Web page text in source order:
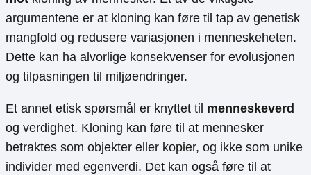
argumentene er at kloning kan føre til tap av genetisk
mangfold og redusere variasjonen i menneskeheten.
Dette kan ha alvorlige konsekvenser for evolusjonen
og tilpasningen til miljøendringer.
Et annet etisk spørsmål er knyttet til menneskeverd
og verdighet. Kloning kan føre til at mennesker
betraktes som objekter eller kopier, og ikke som unike
individer med egenverdi. Det kan også føre til at